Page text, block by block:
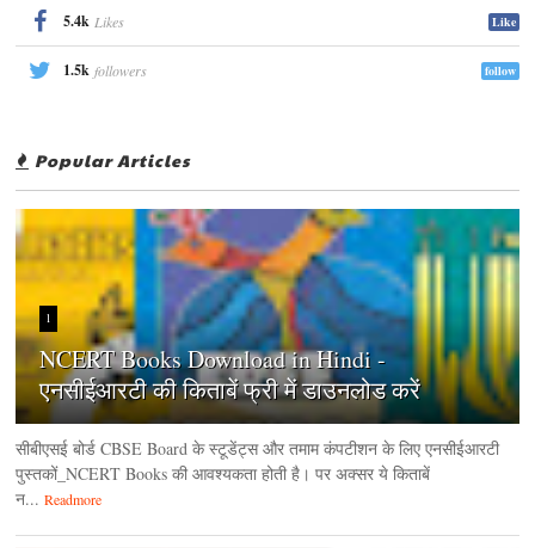
5.4k Likes Like
1.5k followers follow
Popular Articles
1
NCERT Books Download in Hindi -
एनसीईआरटी की किताबें फ्री में डाउनलोड करें
सीबीएसई बोर्ड CBSE Board के स्टूडेंट्स और तमाम कंपटीशन के लिए एनसीईआरटी
पुस्तकों_NCERT Books की आवश्यकता होती है। पर अक्सर ये किताबें
न... Readmore